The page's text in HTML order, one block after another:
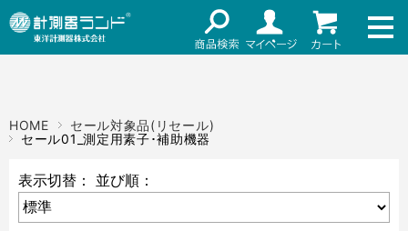
ネット通販（リセール）
ご利用ガイド
店舗情報
お知らせ
東洋計測器株式会社
メーカー名
価格帯
検索
HOME
セール対象品(リセール)
セール01_測定用素子･補助機器
表示切替： 並び順：